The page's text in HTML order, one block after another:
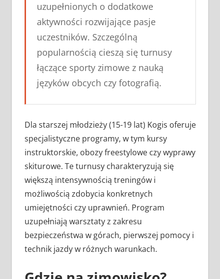
uzupełnionych o dodatkowe
aktywności rozwijające pasje
uczestników. Szczególną
popularnością cieszą się turnusy
łączące sporty zimowe z nauką
języków obcych czy fotografią.
Dla starszej młodzieży (15-19 lat) Kogis oferuje
specjalistyczne programy, w tym kursy
instruktorskie, obozy freestylowe czy wyprawy
skiturowe. Te turnusy charakteryzują się
większą intensywnością treningów i
możliwością zdobycia konkretnych
umiejętności czy uprawnień. Program
uzupełniają warsztaty z zakresu
bezpieczeństwa w górach, pierwszej pomocy i
technik jazdy w różnych warunkach.